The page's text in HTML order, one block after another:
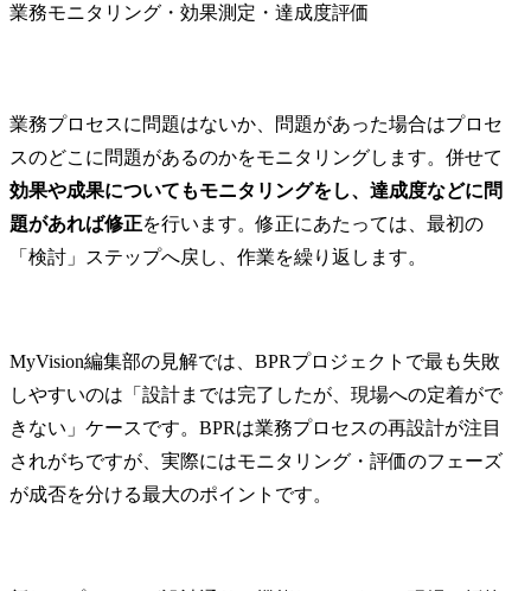
業務モニタリング・効果測定・達成度評価
業務プロセスに問題はないか、問題があった場合はプロセ
スのどこに問題があるのかをモニタリングします。併せて
効果や成果についてもモニタリングをし、達成度などに問
題があれば修正を行います。修正にあたっては、最初の
「検討」ステップへ戻し、作業を繰り返します。
MyVision編集部の見解では、BPRプロジェクトで最も失敗
しやすいのは「設計までは完了したが、現場への定着がで
きない」ケースです。BPRは業務プロセスの再設計が注目
されがちですが、実際にはモニタリング・評価のフェーズ
が成否を分ける最大のポイントです。